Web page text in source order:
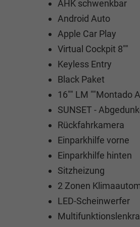
AHK schwenkbar
Android Auto
Apple Car Play
Virtual Cockpit 8""
Keyless Entry
Black Paket
16"" LM ""Montado
SUNSET -
Rückfahrkamera
Einparkhilfe vorne
Einparkhilfe hinten
Sitzheizung
2 Zonen
LED-Scheinwerfer